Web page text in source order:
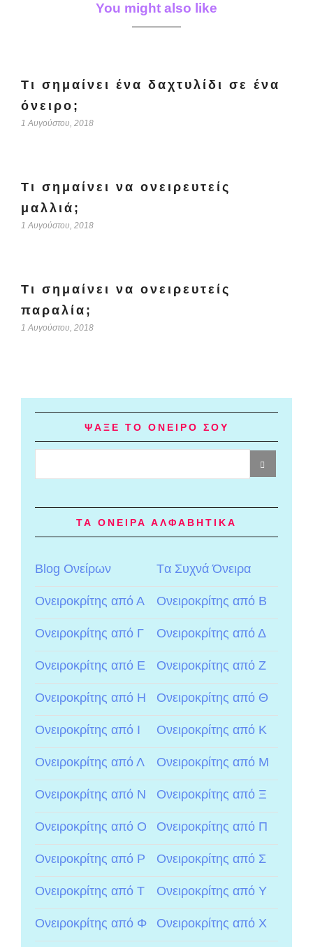
You might also like
Τι σημαίνει ένα δαχτυλίδι σε ένα
όνειρο;
1 Αυγούστου, 2018
Τι σημαίνει να ονειρευτείς
μαλλιά;
1 Αυγούστου, 2018
Τι σημαίνει να ονειρευτείς
παραλία;
1 Αυγούστου, 2018
ΨΑΞΕ ΤΟ ΟΝΕΙΡΟ ΣΟΥ
ΤΑ ΟΝΕΙΡΑ ΑΛΦΑΒΗΤΙΚΑ
Blog Ονείρων Tα Συχνά Όνειρα
Ονειροκρίτης από Α Ονειροκρίτης από Β
Ονειροκρίτης από Γ Ονειροκρίτης από Δ
Ονειροκρίτης από Ε Ονειροκρίτης από Ζ
Ονειροκρίτης από Η Ονειροκρίτης από Θ
Ονειροκρίτης από Ι Ονειροκρίτης από Κ
Ονειροκρίτης από Λ Ονειροκρίτης από Μ
Ονειροκρίτης από Ν Ονειροκρίτης από Ξ
Ονειροκρίτης από Ο Ονειροκρίτης από Π
Ονειροκρίτης από Ρ Ονειροκρίτης από Σ
Ονειροκρίτης από Τ Ονειροκρίτης από Υ
Ονειροκρίτης από Φ Ονειροκρίτης από Χ